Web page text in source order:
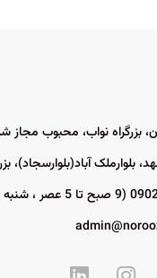
بزرگراه نواب، محبوب مجاز
آباد(بلوارسجاد)، بزرگمهر
- پنج شنبه)